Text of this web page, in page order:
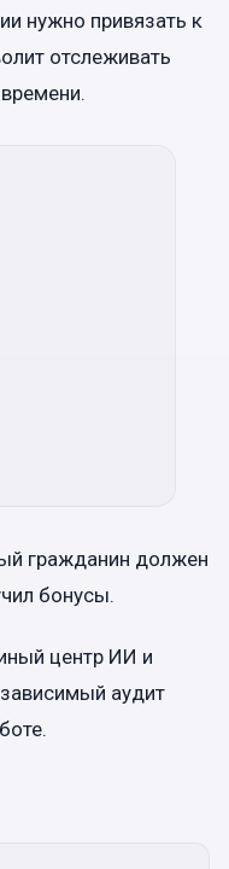
нужно привязать к
отслеживать
гражданин должен
бонусы.
центр ИИ и
аудит